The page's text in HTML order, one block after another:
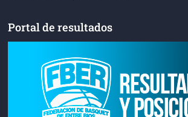
Portal de resultados